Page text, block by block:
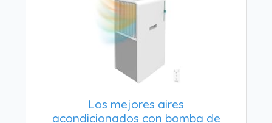
Los mejores aires
acondicionados con bomba de